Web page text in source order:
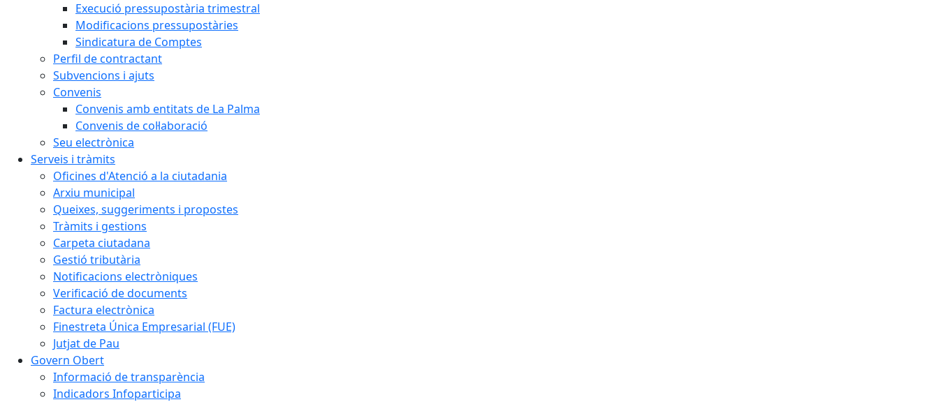
Execució pressupostària trimestral
Modificacions pressupostàries
Sindicatura de Comptes
Perfil de contractant
Subvencions i ajuts
Convenis
Convenis amb entitats de La Palma
Convenis de col·laboració
Seu electrònica
Serveis i tràmits
Oficines d'Atenció a la ciutadania
Arxiu municipal
Queixes, suggeriments i propostes
Tràmits i gestions
Carpeta ciutadana
Gestió tributària
Notificacions electròniques
Verificació de documents
Factura electrònica
Finestreta Única Empresarial (FUE)
Jutjat de Pau
Govern Obert
Informació de transparència
Indicadors Infoparticipa